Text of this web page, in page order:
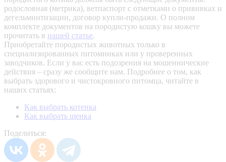
родословная (метрика), ветпаспорт с отметками о прививках и
дегельминтизации, договор купли-продажи. О полном
комплекте документов на породистую кошку вы можете
прочитать в нашей статье.
Приобретайте породистых животных только в
специализированных питомниках или у проверенных
заводчиков. Если у вас есть подозрения на мошеннические
действия – сразу же сообщите нам. Подробнее о том, как
выбрать здорового и чистокровного питомца, читайте в
наших статьях:
Как выбрать котенка
Как выбрать щенка
Поделиться: